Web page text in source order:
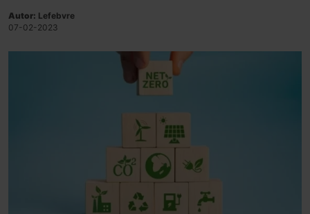
Autor: Lefebvre
07-02-2023